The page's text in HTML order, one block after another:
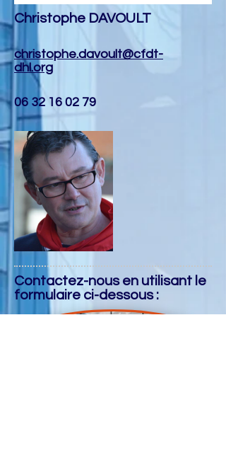
Christophe DAVOULT
christophe.davoult@cfdt-
dhl.org
06 32 16 02 79
Contactez-nous en utilisant le
formulaire ci-dessous :